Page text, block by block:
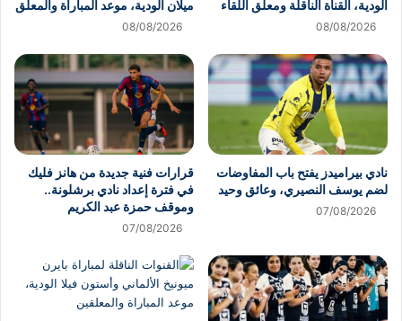
الودية، القناة الناقلة ومعلق اللقاء
08/08/2026
ميلان الودية، موعد المباراة والمعلق
08/08/2026
نادي بيراميدز يفتح باب المفاوضات
لضم يوسف النصيري، وعائق وحيد
07/08/2026
قرارات فنية جديدة من هانز فليك
في فترة إعداد نادي برشلونة..
وموقف حمزة عبد الكريم
07/08/2026